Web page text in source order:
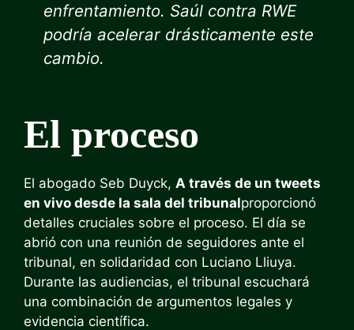
enfrentamiento. Saúl contra RWE
podría acelerar drásticamente este
cambio.
El proceso
El abogado Seb Duyck, A través de un tweets
en vivo desde la sala del tribunalproporcionó
detalles cruciales sobre el proceso. El día se
abrió con una reunión de seguidores ante el
tribunal, en solidaridad con Luciano Lliuya.
Durante las audiencias, el tribunal escuchará
una combinación de argumentos legales y
evidencia científica.